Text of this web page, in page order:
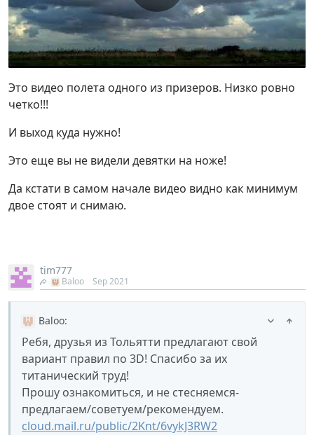
Это видео полета одного из призеров. Низко ровно
четко!!!
И выход куда нужно!
Это еще вы не видели девятки на ноже!
Да кстати в самом начале видео видно как минимум
двое стоят и снимаю.
tim777
Baloo Sep 2021
Baloo:
Ребя, друзья из Тольятти предлагают свой
вариант правил по 3D! Спасибо за их
титанический труд!
Прошу ознакомиться, и не стесняемся-
предлагаем/советуем/рекомендуем.
cloud.mail.ru/public/2Knt/6vykJ3RW2